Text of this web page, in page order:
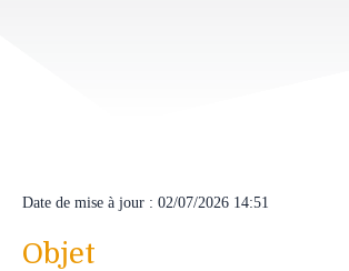
Date de mise à jour : 02/07/2026 14:51
Objet